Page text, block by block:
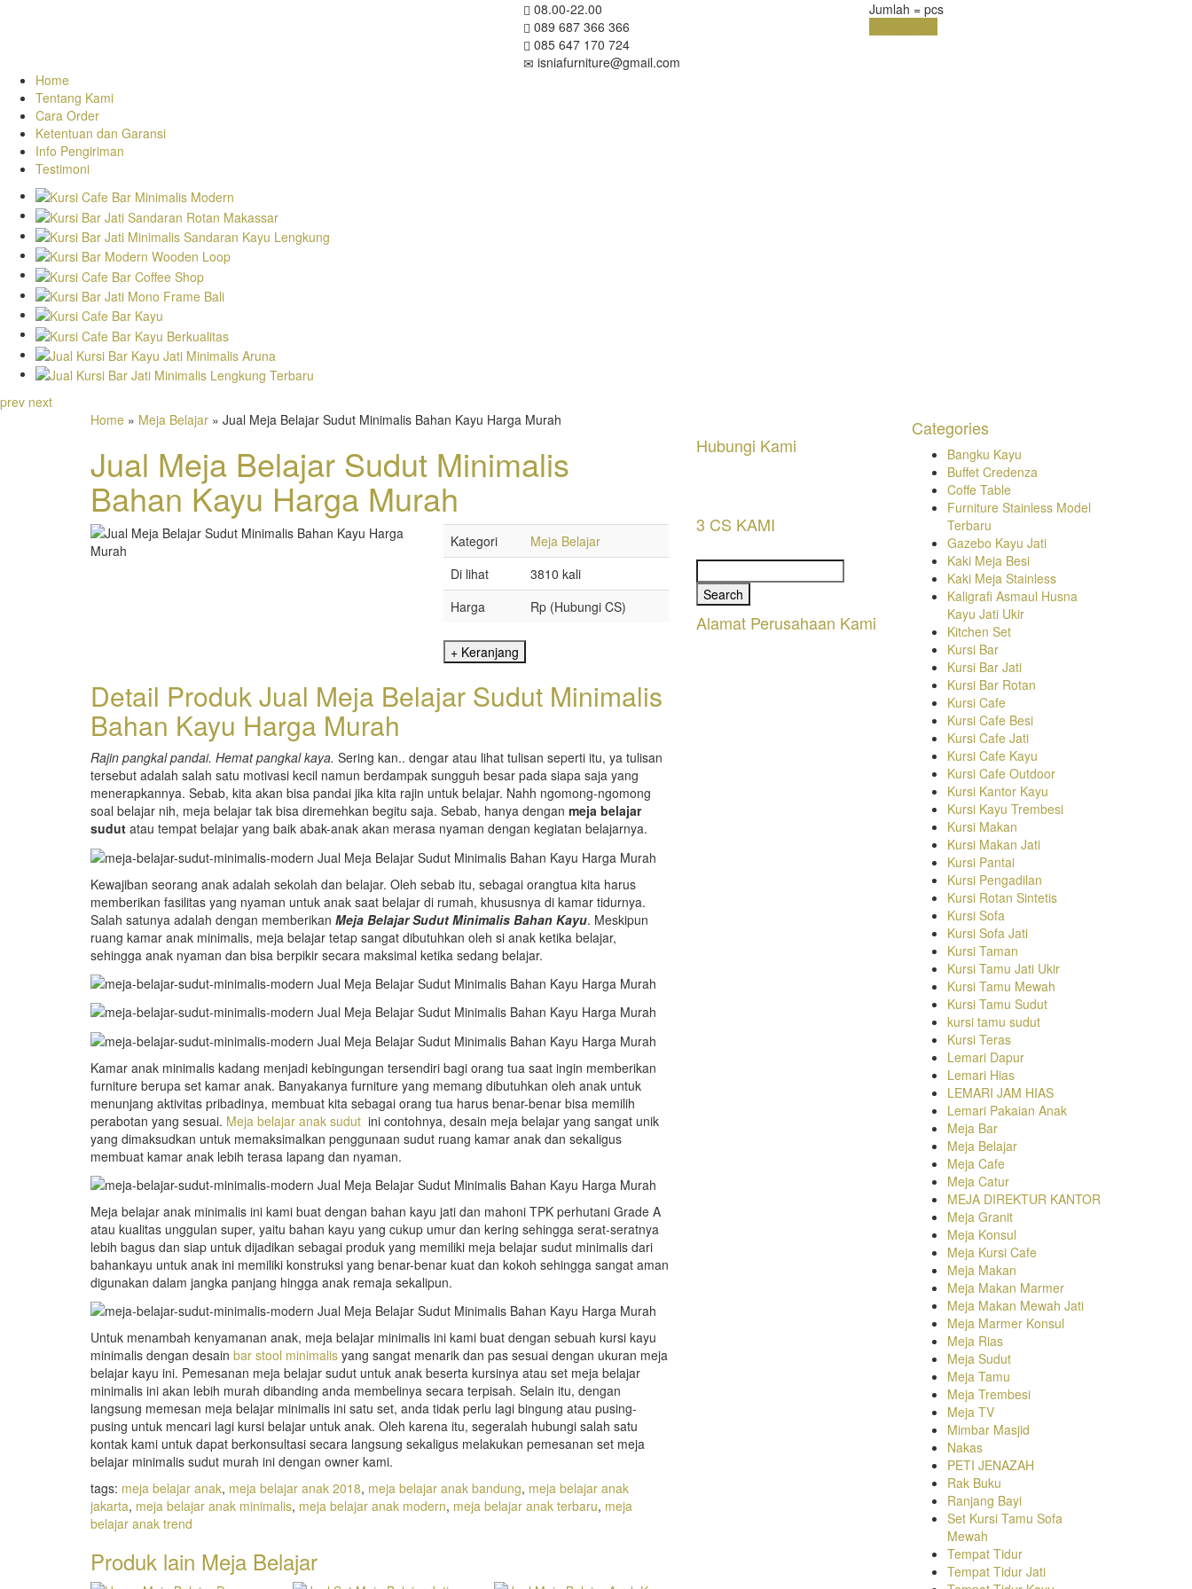
08.00-22.00
089 687 366 366
085 647 170 724
isniafurniture@gmail.com
Jumlah = pcs
Home
Tentang Kami
Cara Order
Ketentuan dan Garansi
Info Pengiriman
Testimoni
prev next
Home » Meja Belajar » Jual Meja Belajar Sudut Minimalis Bahan Kayu Harga Murah
Jual Meja Belajar Sudut Minimalis
Bahan Kayu Harga Murah
Kategori
Meja Belajar
Di lihat
3810 kali
Harga
Rp (Hubungi CS)
Detail Produk Jual Meja Belajar Sudut Minimalis
Bahan Kayu Harga Murah
Rajin pangkal pandai. Hemat pangkal kaya. Sering kan.. dengar atau lihat tulisan seperti itu, ya tulisan
tersebut adalah salah satu motivasi kecil namun berdampak sungguh besar pada siapa saja yang
menerapkannya. Sebab, kita akan bisa pandai jika kita rajin untuk belajar. Nahh ngomong-ngomong
soal belajar nih, meja belajar tak bisa diremehkan begitu saja. Sebab, hanya dengan meja belajar
sudut atau tempat belajar yang baik abak-anak akan merasa nyaman dengan kegiatan belajarnya.
Kewajiban seorang anak adalah sekolah dan belajar. Oleh sebab itu, sebagai orangtua kita harus
memberikan fasilitas yang nyaman untuk anak saat belajar di rumah, khususnya di kamar tidurnya.
Salah satunya adalah dengan memberikan Meja Belajar Sudut Minimalis Bahan Kayu. Meskipun
ruang kamar anak minimalis, meja belajar tetap sangat dibutuhkan oleh si anak ketika belajar,
sehingga anak nyaman dan bisa berpikir secara maksimal ketika sedang belajar.
Kamar anak minimalis kadang menjadi kebingungan tersendiri bagi orang tua saat ingin memberikan
furniture berupa set kamar anak. Banyakanya furniture yang memang dibutuhkan oleh anak untuk
menunjang aktivitas pribadinya, membuat kita sebagai orang tua harus benar-benar bisa memilih
perabotan yang sesuai. Meja belajar anak sudut ini contohnya, desain meja belajar yang sangat unik
yang dimaksudkan untuk memaksimalkan penggunaan sudut ruang kamar anak dan sekaligus
membuat kamar anak lebih terasa lapang dan nyaman.
Meja belajar anak minimalis ini kami buat dengan bahan kayu jati dan mahoni TPK perhutani Grade A
atau kualitas unggulan super, yaitu bahan kayu yang cukup umur dan kering sehingga serat-seratnya
lebih bagus dan siap untuk dijadikan sebagai produk yang memiliki meja belajar sudut minimalis dari
bahankayu untuk anak ini memiliki konstruksi yang benar-benar kuat dan kokoh sehingga sangat aman
digunakan dalam jangka panjang hingga anak remaja sekalipun.
Untuk menambah kenyamanan anak, meja belajar minimalis ini kami buat dengan sebuah kursi kayu
minimalis dengan desain bar stool minimalis yang sangat menarik dan pas sesuai dengan ukuran meja
belajar kayu ini. Pemesanan meja belajar sudut untuk anak beserta kursinya atau set meja belajar
minimalis ini akan lebih murah dibanding anda membelinya secara terpisah. Selain itu, dengan
langsung memesan meja belajar minimalis ini satu set, anda tidak perlu lagi bingung atau pusing-
pusing untuk mencari lagi kursi belajar untuk anak. Oleh karena itu, segeralah hubungi salah satu
kontak kami untuk dapat berkonsultasi secara langsung sekaligus melakukan pemesanan set meja
belajar minimalis sudut murah ini dengan owner kami.
tags: meja belajar anak, meja belajar anak 2018, meja belajar anak bandung, meja belajar anak
jakarta, meja belajar anak minimalis, meja belajar anak modern, meja belajar anak terbaru, meja
belajar anak trend
Produk lain Meja Belajar
Hubungi Kami
3 CS KAMI
for:
Alamat Perusahaan Kami
Categories
Bangku Kayu
Buffet Credenza
Coffe Table
Furniture Stainless Model
Terbaru
Gazebo Kayu Jati
Kaki Meja Besi
Kaki Meja Stainless
Kaligrafi Asmaul Husna
Kayu Jati Ukir
Kitchen Set
Kursi Bar
Kursi Bar Jati
Kursi Bar Rotan
Kursi Cafe
Kursi Cafe Besi
Kursi Cafe Jati
Kursi Cafe Kayu
Kursi Cafe Outdoor
Kursi Kantor Kayu
Kursi Kayu Trembesi
Kursi Makan
Kursi Makan Jati
Kursi Pantai
Kursi Pengadilan
Kursi Rotan Sintetis
Kursi Sofa
Kursi Sofa Jati
Kursi Taman
Kursi Tamu Jati Ukir
Kursi Tamu Mewah
Kursi Tamu Sudut
kursi tamu sudut
Kursi Teras
Lemari Dapur
Lemari Hias
LEMARI JAM HIAS
Lemari Pakaian Anak
Meja Bar
Meja Belajar
Meja Cafe
Meja Catur
MEJA DIREKTUR KANTOR
Meja Granit
Meja Konsul
Meja Kursi Cafe
Meja Makan
Meja Makan Marmer
Meja Makan Mewah Jati
Meja Marmer Konsul
Meja Rias
Meja Sudut
Meja Tamu
Meja Trembesi
Meja TV
Mimbar Masjid
Nakas
PETI JENAZAH
Rak Buku
Ranjang Bayi
Set Kursi Tamu Sofa
Mewah
Tempat Tidur
Tempat Tidur Jati